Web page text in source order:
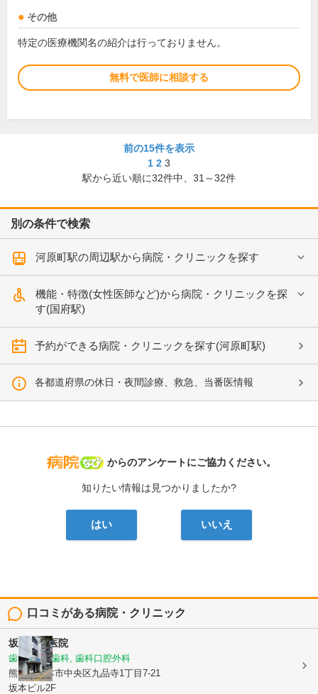
その他
特定の医療機関名の紹介は行っておりません。
無料で医師に相談する
前の15件を表示
1 2 3
駅から近い順に32件中、 31～32件
別の条件で検索
河原町駅の周辺駅から病院・クリニックを探す
機能・特徴(女性医師など)から病院・クリニックを探
す(国府駅)
予約ができる病院・クリニックを探す(河原町駅)
各都道府県の休日・夜間診療、救急、当番医情報
病院なび
からのアンケートにご協力ください。
知りたい情報は見つかりましたか?
はい いいえ
口コミがある病院・クリニック
坂本歯科医院
歯科, 小児歯科, 歯科口腔外科
熊本県熊本市中央区九品寺1丁目7-21
坂本ビル2F